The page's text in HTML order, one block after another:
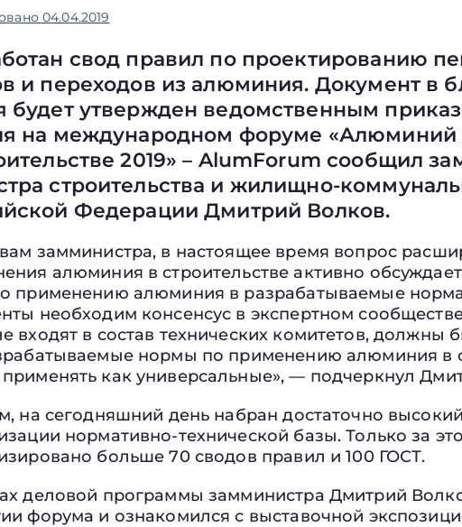
04.04.2019
свод правил по проектированию
и переходов из алюминия. Документ в
будет утвержден ведомственным
на международном форуме «Алюминий
2019» – AlumForum сообщил
строительства и жилищно-
Федерации Дмитрий Волков.
замминистра, в настоящее время вопрос
алюминия в строительстве активно
применению алюминия в разрабатываемые
необходим консенсус в экспертном
входят в состав технических комитетов, должны
нормы по применению алюминия в
как универсальные», — подчеркнул
на сегодняшний день набран достаточно
нормативно-технической базы. Только за
больше 70 сводов правил и 100 ГОСТ.
деловой программы замминистра Дмитрий
форума и ознакомился с выставочной